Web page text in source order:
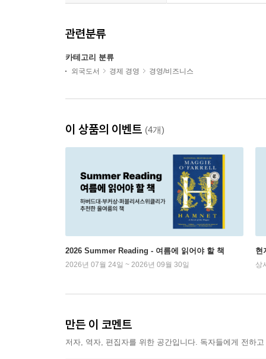
관련분류
카테고리 분류
외국도서 경제 경영 경영/비즈니스
이 상품의 이벤트 (4개)
2026 Summer Reading - 여름에 읽어야 할 책
2026년 07월 24일 ~ 2026년 09월 30일
현
상
만든 이 코멘트
저자, 역자, 편집자를 위한 공간입니다. 독자들에게 전하